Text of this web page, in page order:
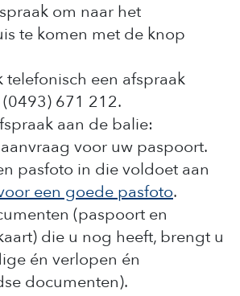
om naar het
te komen met de knop
telefonisch een afspraak
671 212.
aan de balie:
voor uw paspoort.
pasfoto in die voldoet aan
een goede pasfoto.
(paspoort en
die u nog heeft, brengt u
én verlopen én
documenten).